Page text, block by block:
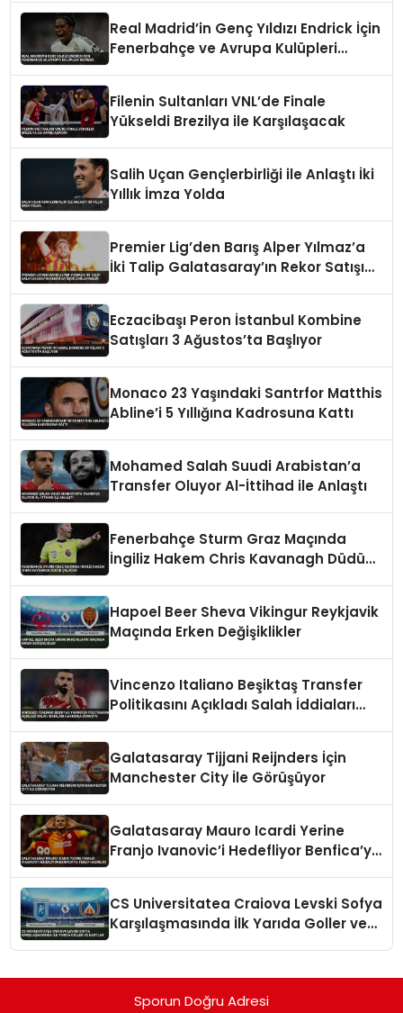
Real Madrid’in Genç Yıldızı Endrick İçin
Fenerbahçe ve Avrupa Kulüpleri
Filenin Sultanları VNL’de Finale
Yükseldi Brezilya ile Karşılaşacak
Salih Uçan Gençlerbirliği ile Anlaştı İki
Yıllık İmza Yolda
Premier Lig’den Barış Alper Yılmaz’a
İki Talip Galatasaray’ın Rekor Satışını
Eczacibaşı Peron İstanbul Kombine
Satışları 3 Ağustos’ta Başlıyor
Monaco 23 Yaşındaki Santrfor Matthis
Abline’i 5 Yıllığına Kadrosuna Kattı
Mohamed Salah Suudi Arabistan’a
Transfer Oluyor Al-İttihad ile Anlaştı
Fenerbahçe Sturm Graz Maçında
İngiliz Hakem Chris Kavanagh Düdük
Hapoel Beer Sheva Vikingur Reykjavik
Maçında Erken Değişiklikler
Vincenzo Italiano Beşiktaş Transfer
Politikasını Açıkladı Salah İddiaları
Galatasaray Tijjani Reijnders İçin
Manchester City İle Görüşüyor
Galatasaray Mauro Icardi Yerine
Franjo Ivanovic’i Hedefliyor Benfica’ya
CS Universitatea Craiova Levski Sofya
Karşılaşmasında İlk Yarıda Goller ve
Sporun Doğru Adresi